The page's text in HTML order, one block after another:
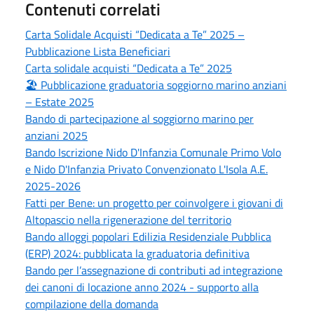
Contenuti correlati
Carta Solidale Acquisti “Dedicata a Te” 2025 –
Pubblicazione Lista Beneficiari
Carta solidale acquisti “Dedicata a Te” 2025
🏖️ Pubblicazione graduatoria soggiorno marino anziani
– Estate 2025
Bando di partecipazione al soggiorno marino per
anziani 2025
Bando Iscrizione Nido D'Infanzia Comunale Primo Volo
e Nido D'Infanzia Privato Convenzionato L'Isola A.E.
2025-2026
Fatti per Bene: un progetto per coinvolgere i giovani di
Altopascio nella rigenerazione del territorio
Bando alloggi popolari Edilizia Residenziale Pubblica
(ERP) 2024: pubblicata la graduatoria definitiva
Bando per l’assegnazione di contributi ad integrazione
dei canoni di locazione anno 2024 - supporto alla
compilazione della domanda